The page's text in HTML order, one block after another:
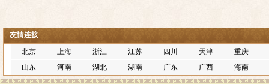
友情连接
北京
上海 浙江 江苏 四川 天津
重庆
山东
河南 湖北 湖南 广东 广西 海南